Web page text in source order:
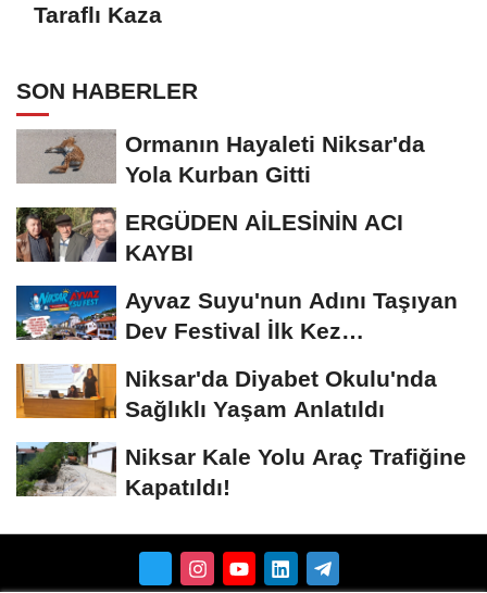
Taraflı Kaza
SON HABERLER
Ormanın Hayaleti Niksar'da
Yola Kurban Gitti
ERGÜDEN AİLESİNİN ACI
KAYBI
Ayvaz Suyu'nun Adını Taşıyan
Dev Festival İlk Kez
Niksar'da Diyabet Okulu'nda
Sağlıklı Yaşam Anlatıldı
Niksar Kale Yolu Araç Trafiğine
Kapatıldı!